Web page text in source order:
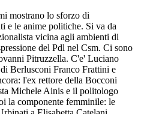
mostrano lo sforzo di
e le anime politiche. Si va da
vicina agli ambienti di
del Pdl nel Csm. Ci sono
Pitruzzella. C'e' Luciano
Berlusconi Franco Frattini e
l'ex rettore della Bocconi
Michele Ainis e il politologo
la componente femminile: le